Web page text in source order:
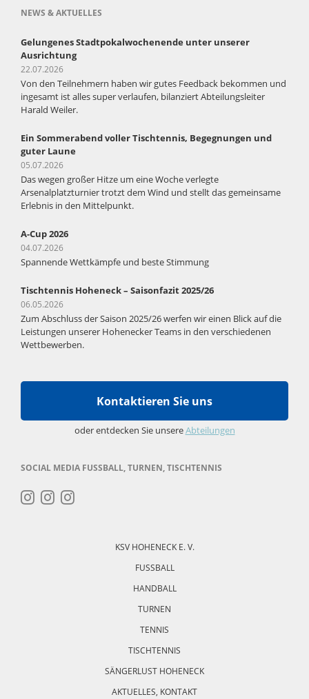
NEWS & AKTUELLES
Gelungenes Stadtpokalwochenende unter unserer
Ausrichtung
22.07.2026
Von den Teilnehmern haben wir gutes Feedback bekommen und
ingesamt ist alles super verlaufen, bilanziert Abteilungsleiter
Harald Weiler.
Ein Sommerabend voller Tischtennis, Begegnungen und
guter Laune
05.07.2026
Das wegen großer Hitze um eine Woche verlegte
Arsenalplatzturnier trotzt dem Wind und stellt das gemeinsame
Erlebnis in den Mittelpunkt.
A-Cup 2026
04.07.2026
Spannende Wettkämpfe und beste Stimmung
Tischtennis Hoheneck – Saisonfazit 2025/26
06.05.2026
Zum Abschluss der Saison 2025/26 werfen wir einen Blick auf die
Leistungen unserer Hohenecker Teams in den verschiedenen
Wettbewerben.
Kontaktieren Sie uns
oder entdecken Sie unsereAbteilungen
SOCIAL MEDIA FUSSBALL, TURNEN, TISCHTENNIS
KSV HOHENECK E. V.
FUSSBALL
HANDBALL
TURNEN
TENNIS
TISCHTENNIS
SÄNGERLUST HOHENECK
AKTUELLES, KONTAKT